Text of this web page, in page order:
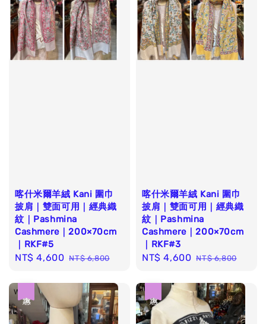
喀什米爾羊絨 Kani 圍巾
披肩｜雙面可用｜經典織
紋｜Pashmina
Cashmere｜200×70cm
｜RKF#5
Sale
NT$ 4,600 Regular
NT$ 6,800
喀什米爾羊絨 Kani 圍巾
披肩｜雙面可用｜經典織
紋｜Pashmina
Cashmere｜200×70cm
｜RKF#3
Sale
NT$ 4,600 Regular
NT$ 6,800